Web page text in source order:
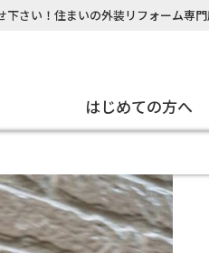
さい！住まいの外装リフォーム専
はじめての方へ